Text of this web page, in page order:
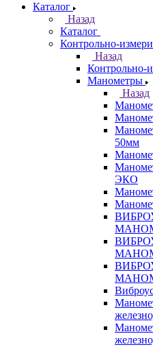
Каталог
Назад
Каталог
Контрольно-
Назад
Контрольно-
Манометры
Назад
50мм
ЭКО